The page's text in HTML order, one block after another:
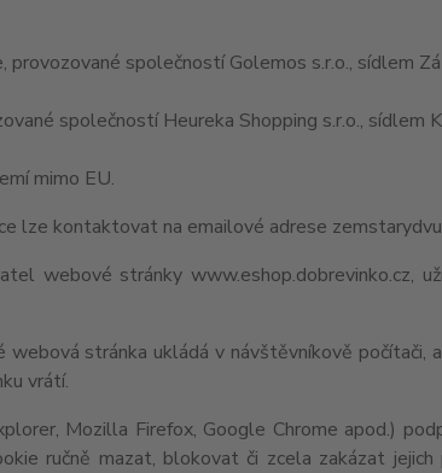
společností Golemos s.r.o., sídlem
společností Heureka Shopping s.r.o., sídlem
mimo EU.
lze kontaktovat na emailové adrese
webové stránky www.eshop.dobrevinko.cz,
stránka ukládá v návštěvníkově
vrátí.
Mozilla Firefox, Google Chrome apod.)
ručně mazat, blokovat či zcela zakázat